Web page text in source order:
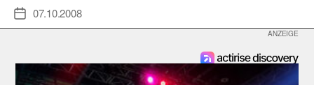
Veröffentlichungsdatum
07.10.2008